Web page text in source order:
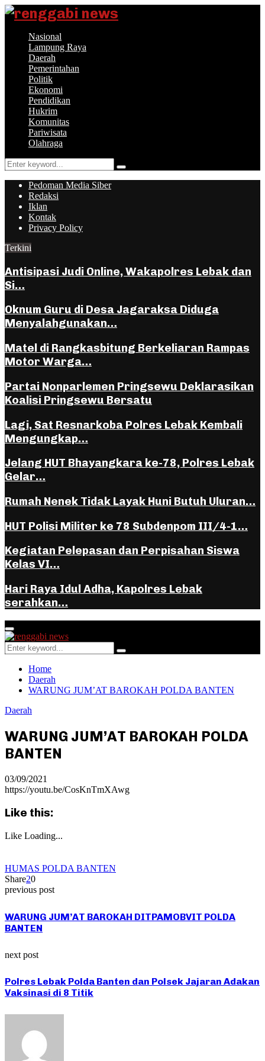
Nasional
Lampung Raya
Daerah
Pemerintahan
Politik
Ekonomi
Pendidikan
Hukrim
Komunitas
Pariwisata
Olahraga
Search
for:
Search
Pedoman Media Siber
Redaksi
Iklan
Kontak
Privacy Policy
Terkini
Antisipasi Judi Online, Wakapolres Lebak dan
Si…
Oknum Guru di Desa Jagaraksa Diduga
Menyalahgunakan…
Matel di Rangkasbitung Berkeliaran Rampas
Motor Warga…
Partai Nonparlemen Pringsewu Deklarasikan
Koalisi Pringsewu Bersatu
Lagi, Sat Resnarkoba Polres Lebak Kembali
Mengungkap…
Jelang HUT Bhayangkara ke-78, Polres Lebak
Gelar…
Rumah Nenek Tidak Layak Huni Butuh Uluran…
HUT Polisi Militer ke 78 Subdenpom III/4-1…
Kegiatan Pelepasan dan Perpisahan Siswa
Kelas VI…
Hari Raya Idul Adha, Kapolres Lebak
serahkan…
Facebook
Instagram
Youtube
Whatsapp
Primary
Menu
Search
for:
Search
Home
Daerah
WARUNG JUM’AT BAROKAH POLDA BANTEN
Daerah
WARUNG JUM’AT BAROKAH POLDA
BANTEN
03/09/2021
https://youtu.be/CosKnTmXAwg
Like this:
Like Loading...
HUMAS POLDA BANTEN
Share20
previous post
WARUNG JUM’AT BAROKAH DITPAMOBVIT POLDA
BANTEN
next post
Polres Lebak Polda Banten dan Polsek Jajaran Adakan
Vaksinasi di 8 Titik